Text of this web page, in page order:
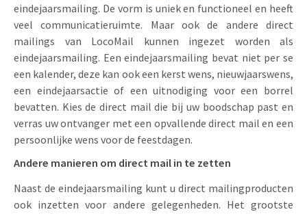
eindejaarsmailing. De vorm is uniek en functioneel en heeft
veel communicatieruimte. Maar ook de andere direct
mailings van LocoMail kunnen ingezet worden als
eindejaarsmailing. Een eindejaarsmailing bevat niet per se
een kalender, deze kan ook een kerst wens, nieuwjaarswens,
een eindejaarsactie of een uitnodiging voor een borrel
bevatten. Kies de direct mail die bij uw boodschap past en
verras uw ontvanger met een opvallende direct mail en een
persoonlijke wens voor de feestdagen.
Andere manieren om direct mail in te zetten
Naast de eindejaarsmailing kunt u direct mailingproducten
ook inzetten voor andere gelegenheden. Het grootste